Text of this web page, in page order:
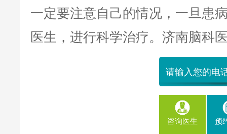
一定要注意自己的情况，一旦患
医生，进行科学治疗。济南脑科
咨询医生 预